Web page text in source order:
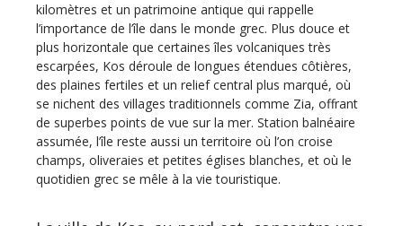
kilomètres et un patrimoine antique qui rappelle
l’importance de l’île dans le monde grec. Plus douce et
plus horizontale que certaines îles volcaniques très
escarpées, Kos déroule de longues étendues côtières,
des plaines fertiles et un relief central plus marqué, où
se nichent des villages traditionnels comme Zia, offrant
de superbes points de vue sur la mer. Station balnéaire
assumée, l’île reste aussi un territoire où l’on croise
champs, oliveraies et petites églises blanches, et où le
quotidien grec se mêle à la vie touristique.